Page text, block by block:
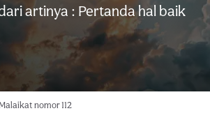
artinya : Pertanda hal baik
Malaikat nomor 112